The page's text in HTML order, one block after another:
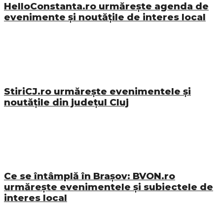
HelloConstanta.ro urmărește agenda de
evenimente și noutățile de interes local
StiriCJ.ro urmărește evenimentele și
noutățile din județul Cluj
Ce se întâmplă în Brașov: BVON.ro
urmărește evenimentele și subiectele de
interes local